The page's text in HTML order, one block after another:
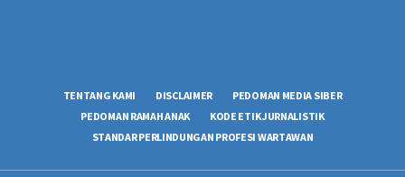
TENTANG KAMI DISCLAIMER
PEDOMAN MEDIA SIBER
PEDOMAN RAMAH ANAK
KODE ETIK JURNALISTIK
STANDAR PERLINDUNGAN PROFESI WARTAWAN